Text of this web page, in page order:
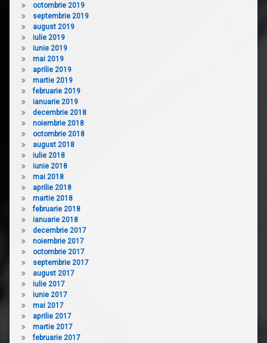
octombrie 2019
septembrie 2019
august 2019
iulie 2019
iunie 2019
mai 2019
aprilie 2019
martie 2019
februarie 2019
ianuarie 2019
decembrie 2018
noiembrie 2018
octombrie 2018
august 2018
iulie 2018
iunie 2018
mai 2018
aprilie 2018
martie 2018
februarie 2018
ianuarie 2018
decembrie 2017
noiembrie 2017
octombrie 2017
septembrie 2017
august 2017
iulie 2017
iunie 2017
mai 2017
aprilie 2017
martie 2017
februarie 2017